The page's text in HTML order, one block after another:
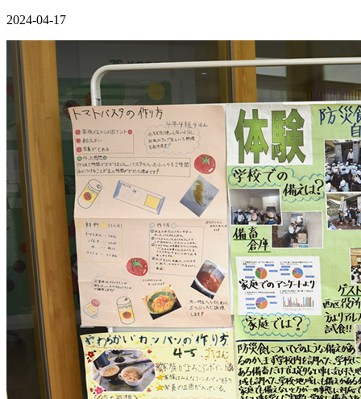
2024-04-17